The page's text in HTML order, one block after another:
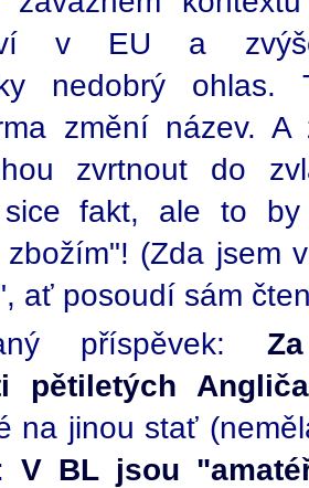
v EU a
nedobrý ohlas.
změní název.
zvrtnout do
sice fakt, ale to
zbožím"! (Zda jsem
ať posoudí sám
příspěvek:
pětiletých
na jinou stať
V BL jsou